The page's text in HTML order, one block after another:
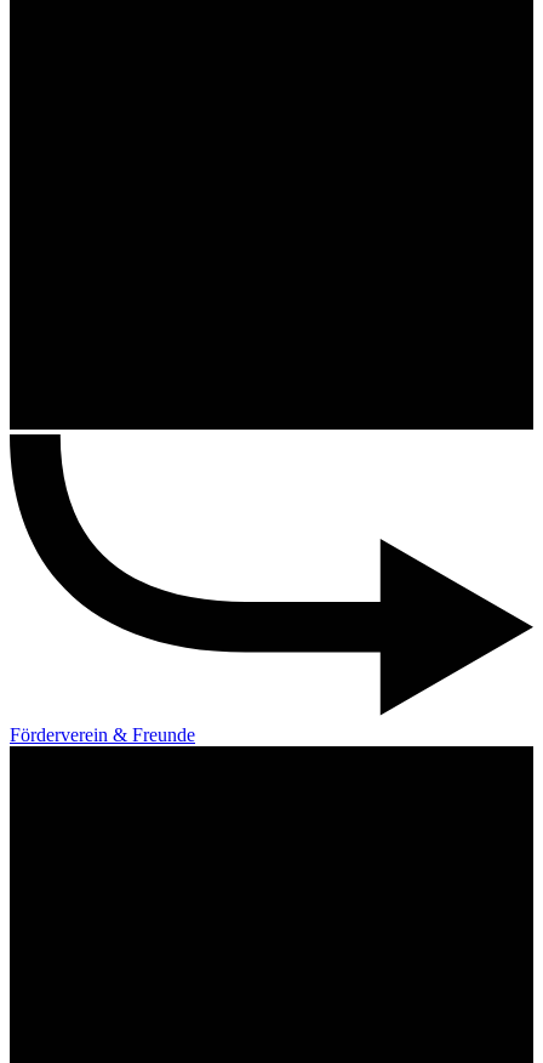
Förderverein & Freunde